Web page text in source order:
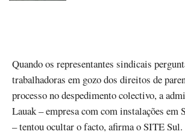
Quando os representantes sindicais
trabalhadoras em gozo dos direitos de
processo no despedimento colectivo, a
Lauak – empresa com com instalações em
– tentou ocultar o facto, afirma o SITE Sul.